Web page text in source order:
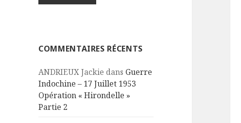
COMMENTAIRES RÉCENTS
ANDRIEUX Jackie dans Guerre
Indochine – 17 Juillet 1953
Opération « Hirondelle »
Partie 2